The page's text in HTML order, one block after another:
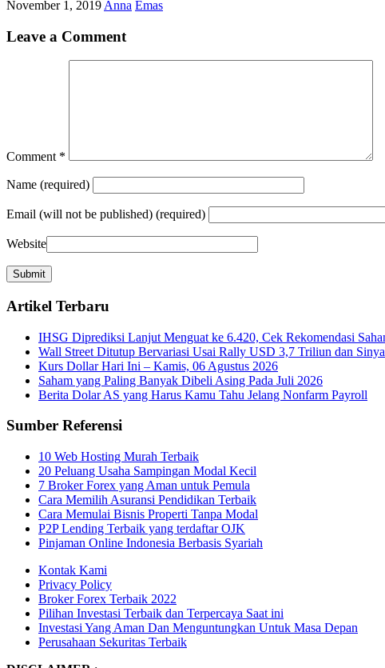
November 1, 2019 Anna Emas
Leave a Comment
Comment *
Name (required)
Email (will not be published) (required)
Website
Artikel Terbaru
IHSG Diprediksi Lanjut Menguat ke 6.420, Cek Rekomendasi
Wall Street Ditutup Bervariasi Usai Rally USD 3,7 Triliun dan
Kurs Dollar Hari Ini – Kamis, 06 Agustus 2026
Saham yang Paling Banyak Dibeli Asing Pada Juli 2026
Berita Dolar AS yang Harus Kamu Tahu Jelang Nonfarm Payroll
Sumber Referensi
10 Web Hosting Murah Terbaik
20 Peluang Usaha Sampingan Modal Kecil
7 Broker Forex yang Aman untuk Pemula
Cara Memilih Asuransi Pendidikan Terbaik
Cara Memulai Bisnis Properti Tanpa Modal
P2P Lending Terbaik yang terdaftar OJK
Pinjaman Online Indonesia Berbasis Syariah
Kontak Kami
Privacy Policy
Broker Forex Terbaik 2022
Pilihan Investasi Terbaik dan Terpercaya Saat ini
Investasi Yang Aman Dan Menguntungkan Untuk Masa Depan
Perusahaan Sekuritas Terbaik